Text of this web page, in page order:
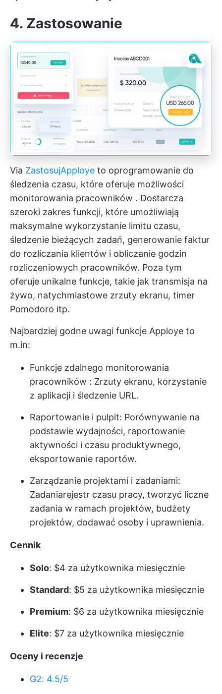
4. Zastosowanie
Via ZastosujApploye to oprogramowanie do
śledzenia czasu, które oferuje możliwości
monitorowania pracowników . Dostarcza
szeroki zakres funkcji, które umożliwiają
maksymalne wykorzystanie limitu czasu,
śledzenie bieżących zadań, generowanie faktur
do rozliczania klientów i obliczanie godzin
rozliczeniowych pracowników. Poza tym
oferuje unikalne funkcje, takie jak transmisja na
żywo, natychmiastowe zrzuty ekranu, timer
Pomodoro itp.
Najbardziej godne uwagi funkcje Apploye to
m.in:
Funkcje zdalnego monitorowania
pracowników : Zrzuty ekranu, korzystanie
z aplikacji i śledzenie URL.
Raportowanie i pulpit: Porównywanie na
podstawie wydajności, raportowanie
aktywności i czasu produktywnego,
eksportowanie raportów.
Zarządzanie projektami i zadaniami:
Zadaniarejestr czasu pracy, tworzyć liczne
zadania w ramach projektów, budżety
projektów, dodawać osoby i uprawnienia.
Cennik
Solo: $4 za użytkownika miesięcznie
Standard: $5 za użytkownika miesięcznie
Premium: $6 za użytkownika miesięcznie
Elite: $7 za użytkownika miesięcznie
Oceny i recenzje
G2: 4.5/5